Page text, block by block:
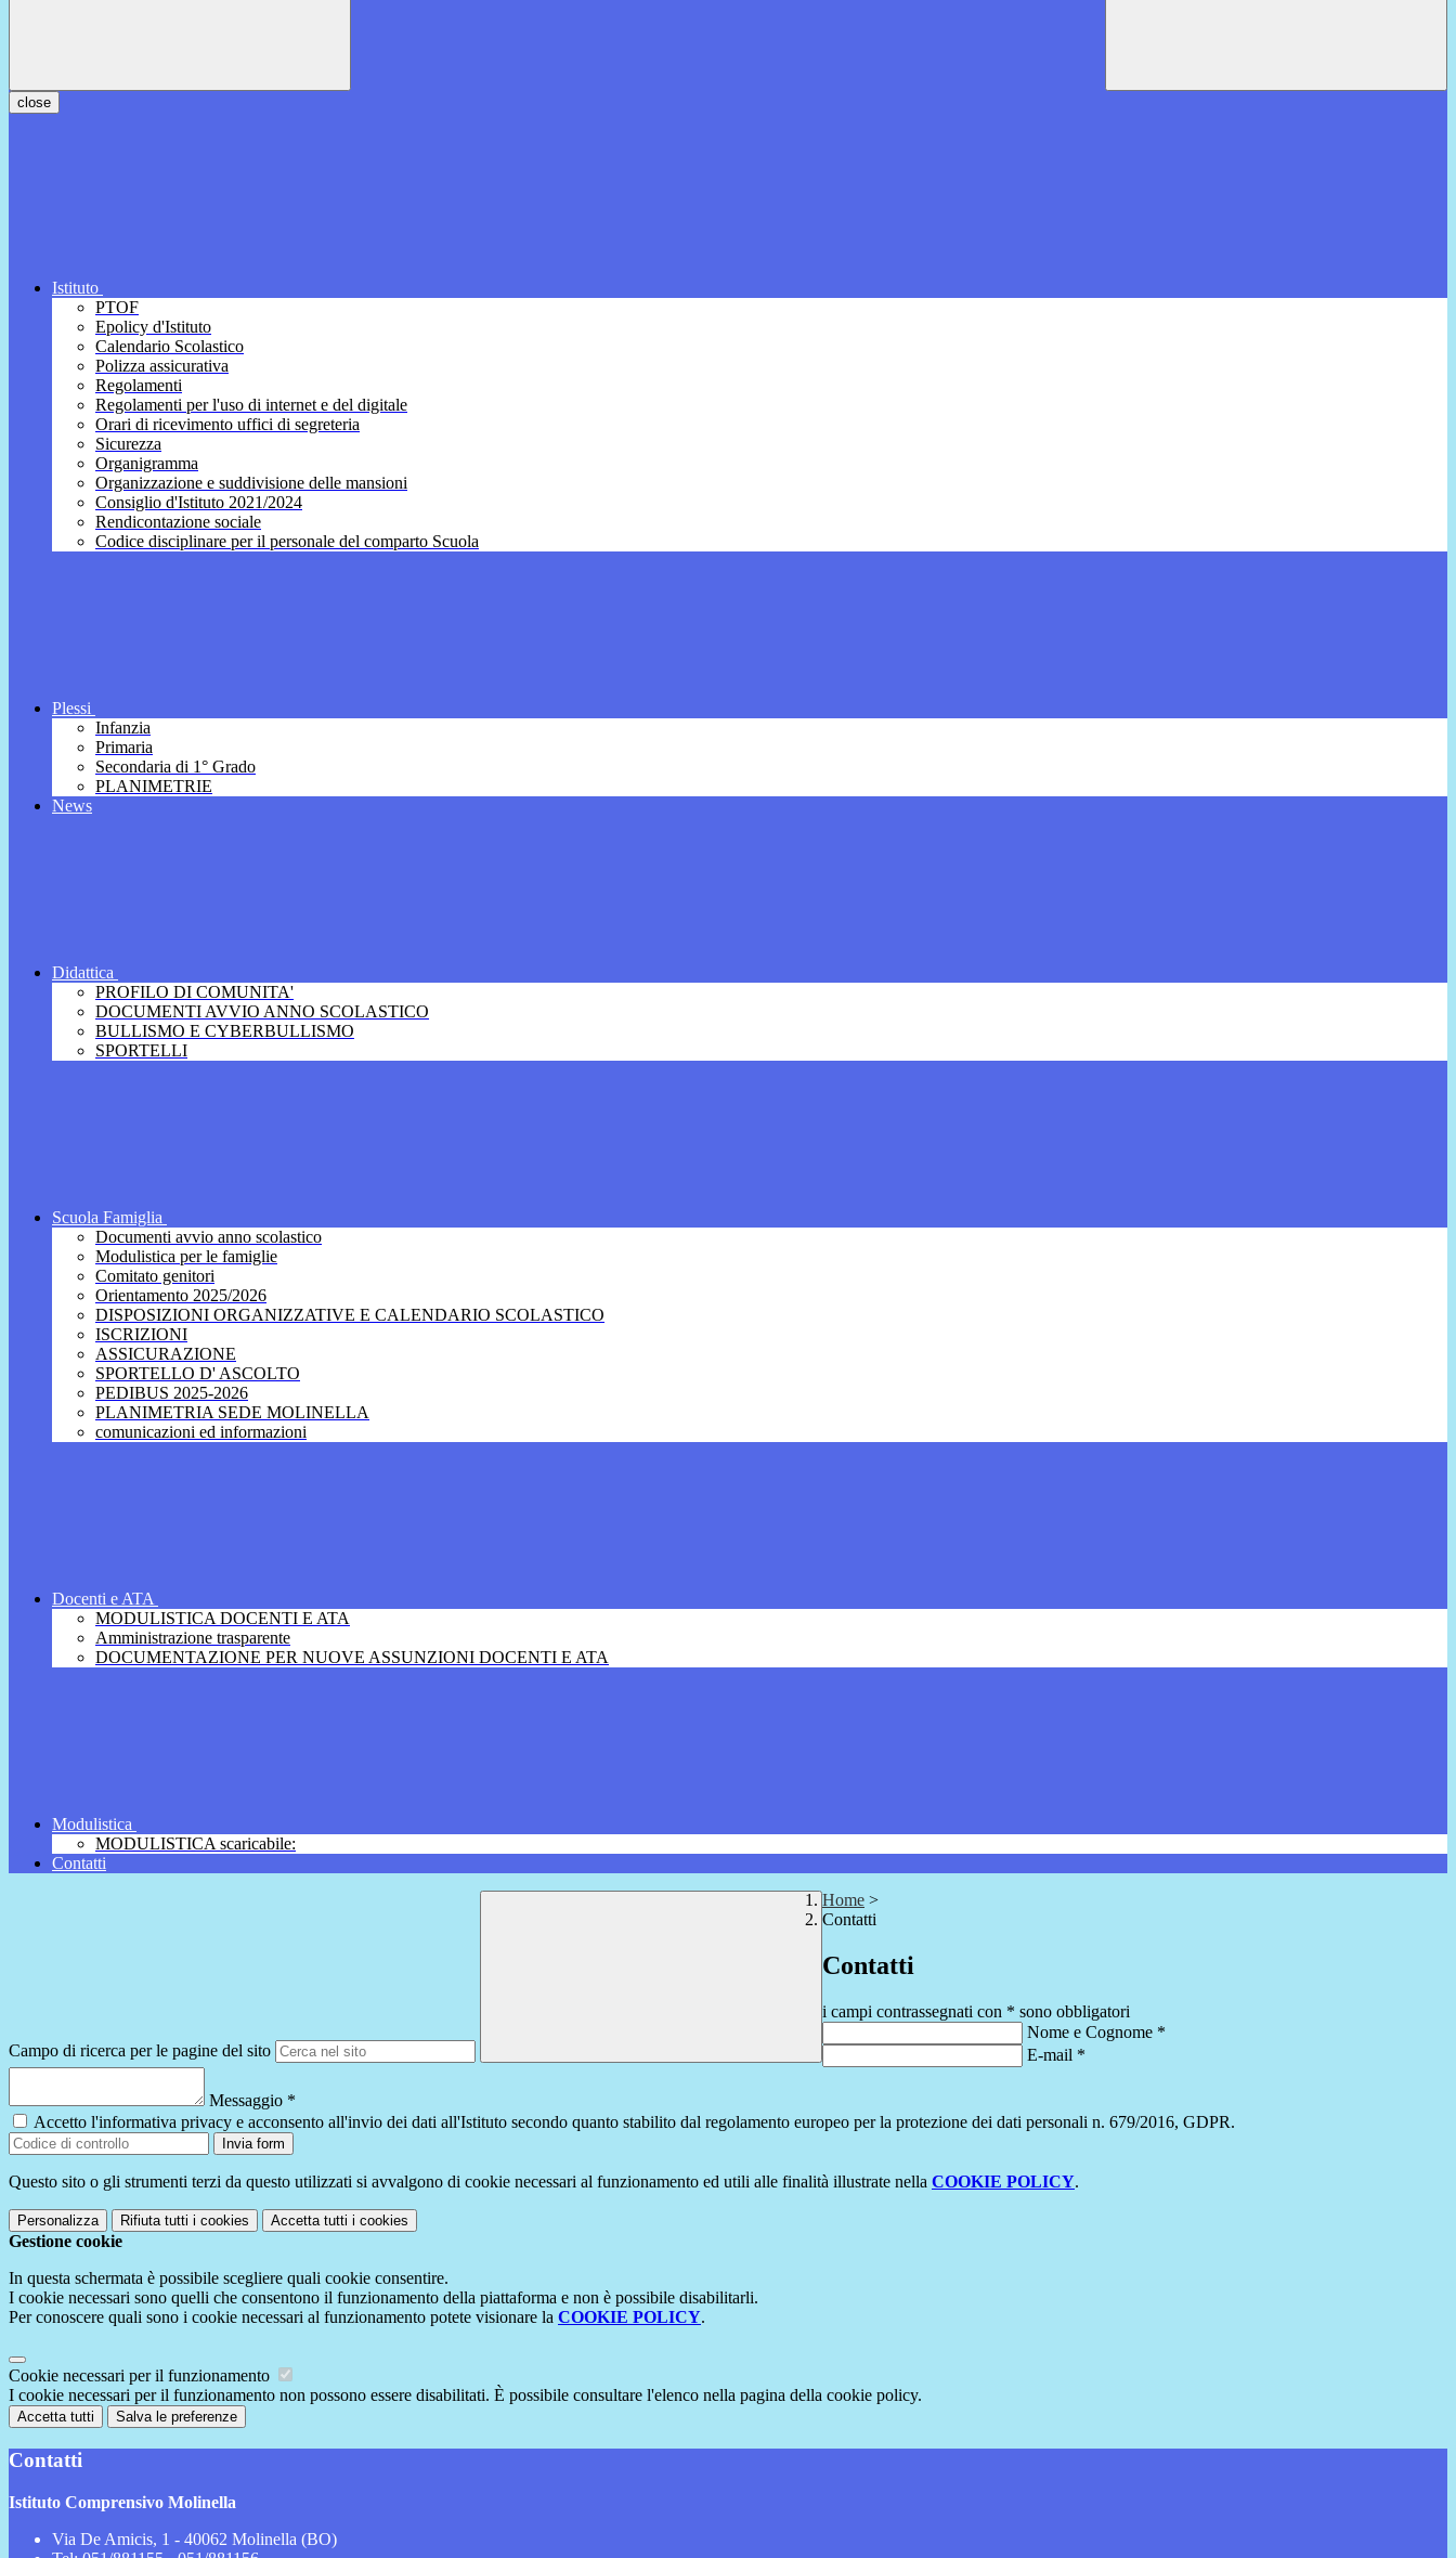
close
Istituto
PTOF
Epolicy d'Istituto
Calendario Scolastico
Polizza assicurativa
Regolamenti
Regolamenti per l'uso di internet e del digitale
Orari di ricevimento uffici di segreteria
Sicurezza
Organigramma
Organizzazione e suddivisione delle mansioni
Consiglio d'Istituto 2021/2024
Rendicontazione sociale
Codice disciplinare per il personale del comparto Scuola
Plessi
Infanzia
Primaria
Secondaria di 1° Grado
PLANIMETRIE
News
Didattica
PROFILO DI COMUNITA'
DOCUMENTI AVVIO ANNO SCOLASTICO
BULLISMO E CYBERBULLISMO
SPORTELLI
Scuola Famiglia
Documenti avvio anno scolastico
Modulistica per le famiglie
Comitato genitori
Orientamento 2025/2026
DISPOSIZIONI ORGANIZZATIVE E CALENDARIO SCOLASTICO
ISCRIZIONI
ASSICURAZIONE
SPORTELLO D' ASCOLTO
PEDIBUS 2025-2026
PLANIMETRIA SEDE MOLINELLA
comunicazioni ed informazioni
Docenti e ATA
MODULISTICA DOCENTI E ATA
Amministrazione trasparente
DOCUMENTAZIONE PER NUOVE ASSUNZIONI DOCENTI E ATA
Modulistica
MODULISTICA scaricabile:
Contatti
Campo di ricerca per le pagine del sito
Home >
Contatti
Contatti
i campi contrassegnati con * sono obbligatori
Nome e Cognome *
E-mail *
Messaggio *
Accetto l'informativa privacy e acconsento all'invio dei dati all'Istituto secondo quanto stabilito dal regolamento europeo per la protezione dei dati personali n. 679/2016, GDPR.
Invia form
Questo sito o gli strumenti terzi da questo utilizzati si avvalgono di cookie necessari al funzionamento ed utili alle finalità illustrate nella COOKIE POLICY.
Personalizza Rifiuta tutti i cookies Accetta tutti i cookies
Gestione cookie
In questa schermata è possibile scegliere quali cookie consentire.
I cookie necessari sono quelli che consentono il funzionamento della piattaforma e non è possibile disabilitarli.
Per conoscere quali sono i cookie necessari al funzionamento potete visionare la COOKIE POLICY.
Cookie necessari per il funzionamento
I cookie necessari per il funzionamento non possono essere disabilitati. È possibile consultare l'elenco nella pagina della cookie policy.
Accetta tutti Salva le preferenze
Contatti
Istituto Comprensivo Molinella
Via De Amicis, 1 - 40062 Molinella (BO)